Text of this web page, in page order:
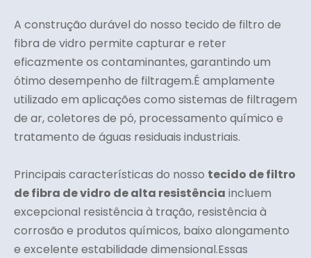
A construção durável do nosso tecido de filtro de
fibra de vidro permite capturar e reter
eficazmente os contaminantes, garantindo um
ótimo desempenho de filtragem.É amplamente
utilizado em aplicações como sistemas de filtragem
de ar, coletores de pó, processamento químico e
tratamento de águas residuais industriais.
Principais características do nosso tecido de filtro
de fibra de vidro de alta resistência incluem
excepcional resistência à tração, resistência à
corrosão e produtos químicos, baixo alongamento
e excelente estabilidade dimensional.Essas